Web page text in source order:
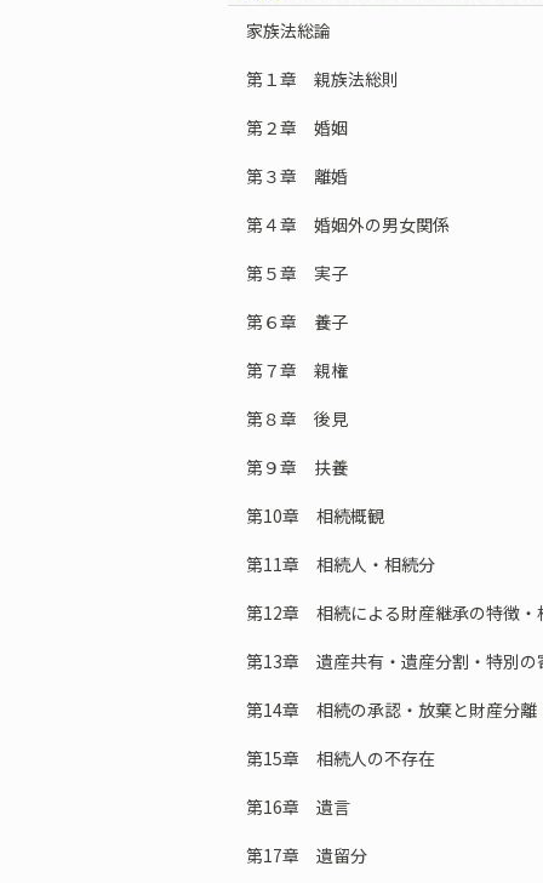
家族法総論
第１章 親族法総則
第２章 婚姻
第３章 離婚
第４章 婚姻外の男女関係
第５章 実子
第６章 養子
第７章 親権
第８章 後見
第９章 扶養
第10章 相続概観
第11章 相続人・相続分
第12章 相続による財産継承の特徴・
第13章 遺産共有・遺産分割・特別の
第14章 相続の承認・放棄と財産分離
第15章 相続人の不存在
第16章 遺言
第17章 遺留分